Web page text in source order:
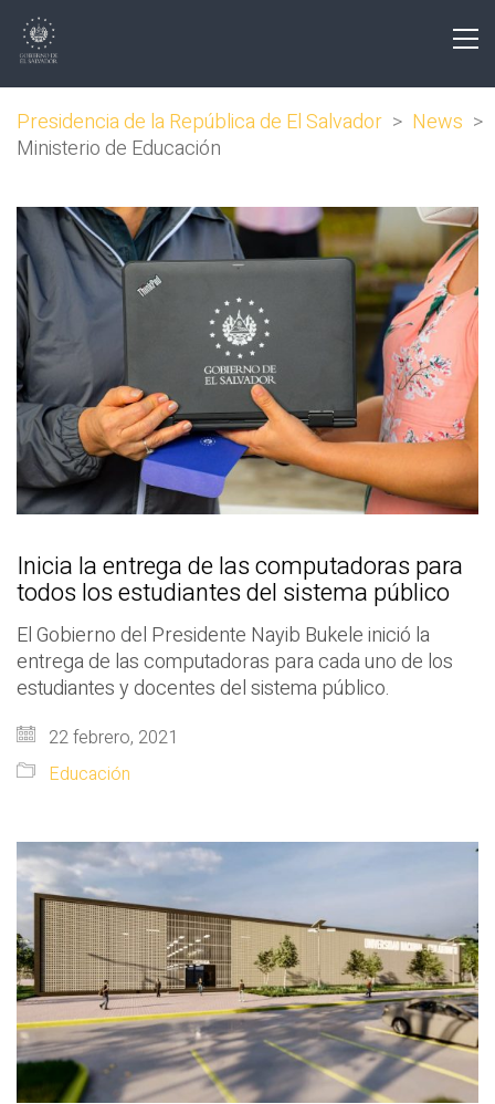
Presidencia de la República de El Salvador > News >
Ministerio de Educación
Inicia la entrega de las computadoras para
todos los estudiantes del sistema público
El Gobierno del Presidente Nayib Bukele inició la
entrega de las computadoras para cada uno de los
estudiantes y docentes del sistema público.
22 febrero, 2021
Educación